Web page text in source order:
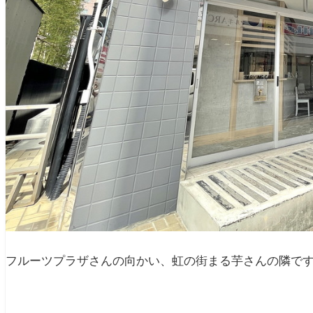
フルーツプラザさんの向かい、虹の街まる芋さんの隣で